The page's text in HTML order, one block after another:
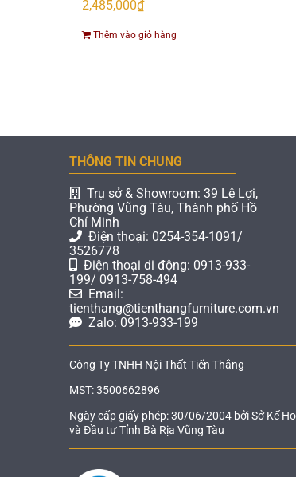
2,485,000₫
Thêm vào giỏ hàng
THÔNG TIN CHUNG
Trụ sở & Showroom: 39 Lê Lợi,
Phường Vũng Tàu, Thành phố Hồ
Chí Minh
Điện thoại: 0254-354-1091/
3526778
Điện thoại di động: 0913-933-
199/ 0913-758-494
Email:
tienthang@tienthangfurniture.com.vn
Zalo: 0913-933-199
Công Ty TNHH Nội Thất Tiến Thắng
MST: 3500662896
Ngày cấp giấy phép: 30/06/2004 bởi Sở Kế
và Đầu tư Tỉnh Bà Rịa Vũng Tàu